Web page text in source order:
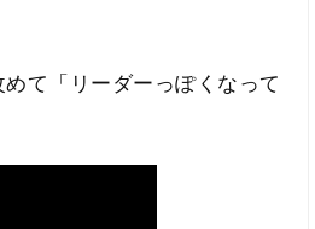
て「リーダーっぽくなって